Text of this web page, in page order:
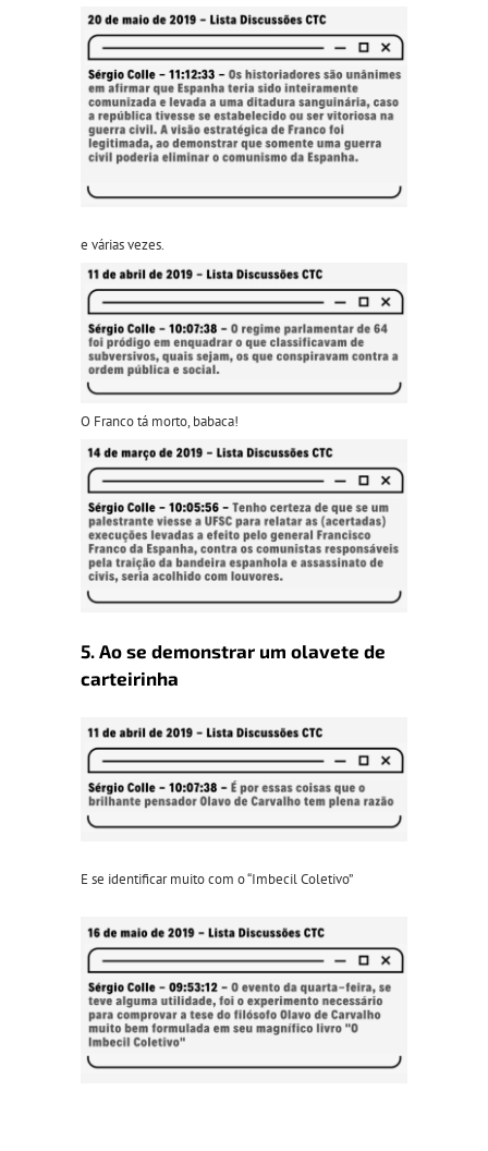
e várias vezes.
O Franco tá morto, babaca!
5. Ao se demonstrar um olavete de
carteirinha
E se identificar muito com o “Imbecil Coletivo”